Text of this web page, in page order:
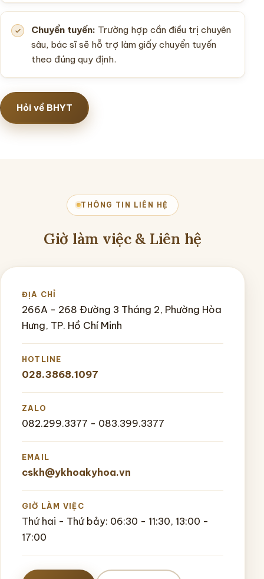
Chuyển tuyến: Trường hợp cần điều trị chuyên
sâu, bác sĩ sẽ hỗ trợ làm giấy chuyển tuyến
theo đúng quy định.
Hỏi về BHYT
THÔNG TIN LIÊN HỆ
Giờ làm việc & Liên hệ
ĐỊA CHỈ
266A - 268 Đường 3 Tháng 2, Phường Hòa
Hưng, TP. Hồ Chí Minh
HOTLINE
028.3868.1097
ZALO
082.299.3377 - 083.399.3377
EMAIL
cskh@ykhoakyhoa.vn
GIỜ LÀM VIỆC
Thứ hai - Thứ bảy: 06:30 - 11:30, 13:00 -
17:00